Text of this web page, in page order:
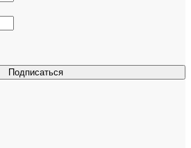
Подписаться